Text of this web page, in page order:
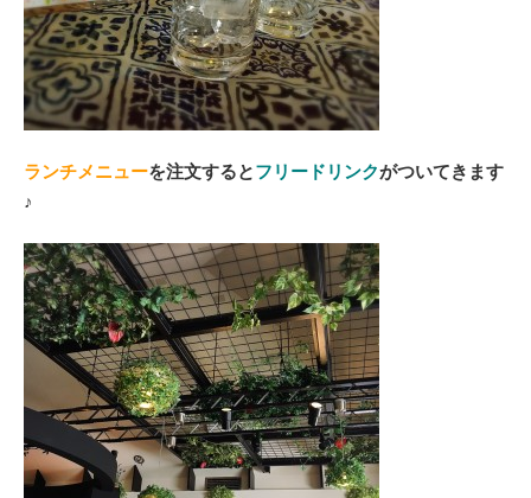
ランチメニューを注文するとフリードリンクがついてきます
♪